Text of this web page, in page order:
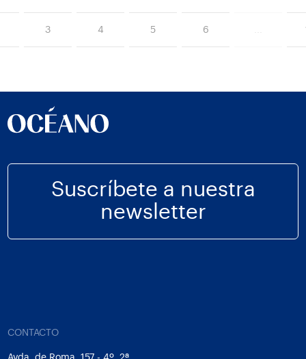
3 4 5 6
Suscríbete a nuestra
newsletter
CONTACTO